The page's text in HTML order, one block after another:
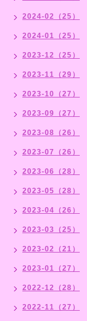
2024-02（25）
2024-01（25）
2023-12（25）
2023-11（29）
2023-10（27）
2023-09（27）
2023-08（26）
2023-07（26）
2023-06（28）
2023-05（28）
2023-04（26）
2023-03（25）
2023-02（21）
2023-01（27）
2022-12（28）
2022-11（27）